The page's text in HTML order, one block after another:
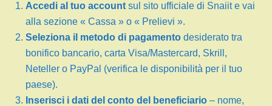
Accedi al tuo accountsul sito ufficiale di Snaiit e vai
alla sezione « Cassa » o « Prelievi ».
Seleziona il metodo di pagamentodesiderato tra
bonifico bancario, carta Visa/Mastercard, Skrill,
Neteller o PayPal (verifica le disponibilità per il tuo
paese).
Inserisci i dati del conto del beneficiario– nome,